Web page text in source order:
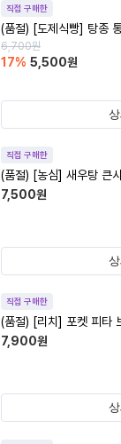
직접 구매한
(품절) [도제식빵] 탕종
6,700원
17% 5,500원
직접 구매한
(품절) [농심] 새우탕 큰
7,500원
직접 구매한
(품절) [리치] 포켓 피타
7,900원